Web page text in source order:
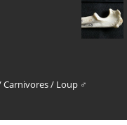
Carnivores/ Loup ♂